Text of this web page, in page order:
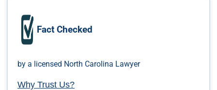
Fact Checked
by a licensed North Carolina Lawyer
Why Trust Us?